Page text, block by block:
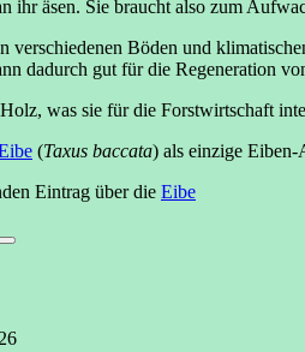
ihr äsen. Sie braucht also zum
verschiedenen Böden und
dadurch gut für die Regeneration
was sie für die Forstwirtschaft
(Taxus baccata) als einzige Eiben-
Eintrag über die Eibe
Suchen